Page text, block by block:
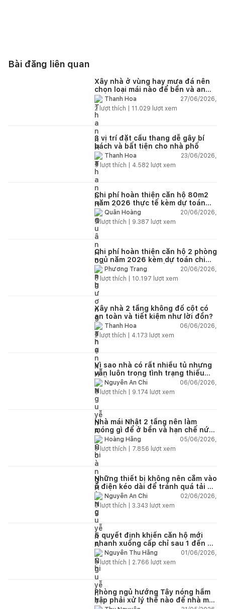
Bài đăng liên quan
Xây nhà ở vùng hay mưa đá nên
chọn loại mái nào để bền và an
toàn?Thanh Hoa
27/06/2026,
2 lượt thích | 11.029 lượt xem
3 vị trí đặt cầu thang dễ gây bí
bách và bất tiện cho nhà phố
Thanh Hoa
23/06/2026,
5 lượt thích | 4.582 lượt xem
Chi phí hoàn thiện căn hộ 80m2
năm 2026 thực tế kèm dự toán
chi tiết từng hạng mục
Quân Hoàng
20/06/2026,
9lượt thích | 9.387 lượt xem
Chi phí hoàn thiện căn hộ 2 phòng
ngủ năm 2026 kèm dự toán chi
tiết và ví dụ thực tế
Phương Trang
20/06/2026,
5 lượt thích | 10.197 lượt xem
Xây nhà 2 tầng không đổ cột có
an toàn và tiết kiệm như lời đồn?
Thanh Hoa
06/06/2026,
2lượt thích | 4.173 lượt xem
Vì sao nhà có rất nhiều tủ nhưng
vẫn luôn trong tình trạng thiếu
chỗ chứa đồ?
Nguyễn An Chi
06/06/2026,
5lượt thích | 9.174 lượt xem
Nhà mái Nhật 2 tầng nên làm
móng gì để ở bền và hạn chế nứt
lún?Hoàng Hằng
05/06/2026,
5lượt thích | 7.856 lượt xem
Những thiết bị không nên cắm vào
ổ điện kéo dài để tránh quá tải và
chập cháy trong nhà
Nguyễn An Chi
02/06/2026,
9lượt thích | 3.343 lượt xem
5 quyết định khiến căn hộ mới
nhanh xuống cấp chỉ sau 1 đến 2
nămNguyễn Thu Hằng
01/06/2026,
5lượt thích | 2.766 lượt xem
Phòng ngủ hướng Tây nóng hầm
hập phải xử lý thế nào để nhà mát